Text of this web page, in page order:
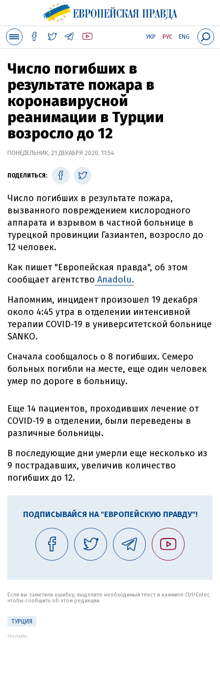
УКР РУС ENG
Число погибших в
результате пожара в
коронавирусной
реанимации в Турции
возросло до 12
ПОНЕДЕЛЬНИК, 21 ДЕКАБРЯ 2020, 11:54
ПОДЕЛИТЬСЯ:
Число погибших в результате пожара,
вызванного повреждением кислородного
аппарата и взрывом в частной больнице в
турецкой провинции Газиантеп, возросло до
12 человек.
Как пишет "Европейская правда", об этом
сообщает агентство Anadolu.
Напомним, инцидент произошел 19 декабря
около 4:45 утра в отделении интенсивной
терапии COVID-19 в университетской больнице
SANKO.
Сначала сообщалось о 8 погибших. Семеро
больных погибли на месте, еще один человек
умер по дороге в больницу.
Еще 14 пациентов, проходивших лечение от
COVID-19 в отделении, были переведены в
различные больницы.
В последующие дни умерли еще несколько из
9 пострадавших, увеличив количество
погибших до 12.
ПОДПИСЫВАЙСЯ НА "ЕВРОПЕЙСКУЮ ПРАВДУ"!
Если вы заметили ошибку, выделите необходимый текст и нажмите Ctrl+Enter,
чтобы сообщить об этом редакции.
ТУРЦИЯ
РЕКЛАМА: